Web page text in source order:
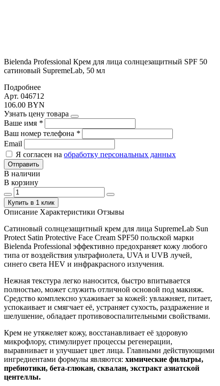
Bielenda Professional Крем для лица солнцезащитный SPF 50
сатиновый SupremeLab, 50 мл
Подробнее
Арт. 046712
106.00 BYN
Узнать цену товара
Ваше имя *
Ваш номер телефона *
Email
Я согласен на обработку персональных данных
Отправить
В наличии
В корзину
Купить в 1 клик
Описание Характеристики Отзывы
Сатиновый солнцезащитный крем для лица SupremeLab Sun
Protect Satin Protective Face Cream SPF50 польской марки
Bielenda Professional эффективно предохраняет кожу любого
типа от воздействия ультрафиолета, UVA и UVB лучей,
синего света HEV и инфракрасного излучения.
Нежная текстура легко наносится, быстро впитывается
полностью, может служить отличной основой под макияж.
Средство комплексно ухаживает за кожей: увлажняет, питает,
успокаивает и смягчает её, устраняет сухость, раздражение и
шелушение, обладает противовоспалительными свойствами.
Крем не утяжеляет кожу, восстанавливает её здоровую
микрофлору, стимулирует процессы регенерации,
выравнивает и улучшает цвет лица. Главными действующими
ингредиентами формулы являются: химические фильтры,
пребиотики, бета-глюкан, сквалан, экстракт азиатской
центеллы.